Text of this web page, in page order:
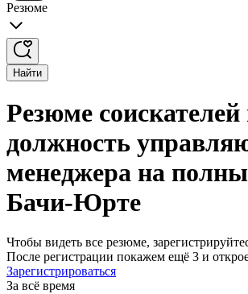
Резюме
Найти
Резюме соискателей
должность
менеджера на
Бачи-Юрте
Чтобы видеть все резюме,
После регистрации покажем ещё 3 и
Зарегистрироваться
За всё время